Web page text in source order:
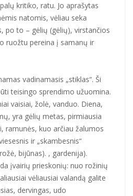
kritiko, ratu. Jo aprašytas
natomis, vėliau seka
po to – gėlių (gėlių), virstančios
ruožtu pereina į samanų ir
vadinamasis „stiklas“. Ši
teisingo sprendimo užuomina.
vaisiai, žolė, vanduo. Diena,
yra gėlių metas, pirmiausia
ramunės, kuo arčiau žalumos
ir „skambesnis“
bijūnas). , gardenija).
įvairių prieskonių: nuo rožinių
vėliausiai valandą galite
dervingas, udo